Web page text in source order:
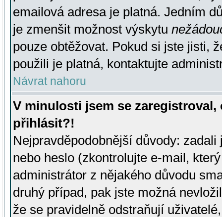
emailová adresa je platná. Jedním
je zmenšit možnost výskytu
pouze obtěžovat. Pokud si jste jisti,
použili je platná, kontaktujte
Návrat nahoru
V minulosti jsem se
přihlásit?!
Nejpravděpodobnější důvody:
nebo heslo (zkontrolujte e-mail,
administrátor z nějakého důvodu
druhý případ, pak jste možná
že se pravidelně odstraňují